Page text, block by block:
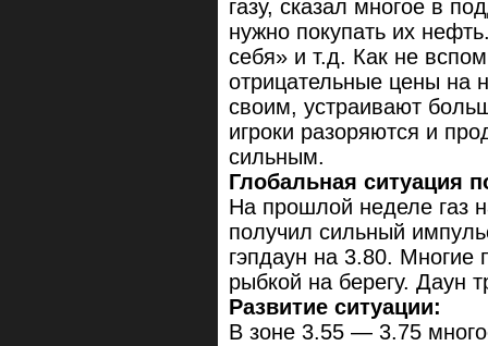
газу, сказал многое в
нужно покупать их
себя» и т.д. Как не
отрицательные цены на
своим, устраивают
игроки разоряются и
сильным.
Глобальная ситуация
На прошлой неделе газ
получил сильный
гэпдаун на 3.80. Многие
рыбкой на берегу. Даун
Развитие ситуации:
В зоне 3.55 — 3.75